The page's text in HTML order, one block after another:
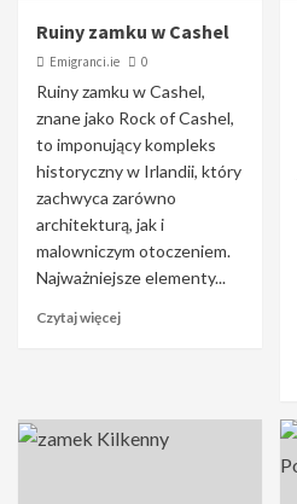
Ruiny zamku w Cashel
Emigranci.ie 0
Ruiny zamku w Cashel,
znane jako Rock of Cashel,
to imponujący kompleks
historyczny w Irlandii, który
zachwyca zarówno
architekturą, jak i
malowniczym otoczeniem.
Najważniejsze elementy...
Czytaj więcej